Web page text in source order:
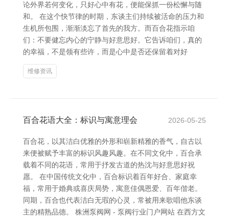
论外界若何变化，只好心中有花，便能保抓一份松懈与随
和。 在这个快节律的时期，东谈主们持续被活命的压力和
生机所包围，渐渐淡忘了首先的我方。而百合花指示咱
们：不要健忘内心的宁静与好意思好。它告诉咱们，真的
的幸福，不是领有些许，而是心中是否还保留着对好
维修资讯
百合花语大全：标识与寓意理会 2026-05-25
百合花，以其洁白优雅的外形和崭新精雅的香气，自古以
来便被赋予丰富的标识风趣风趣。在不同文化中，百合承
载着不同的花语，常用于抒发古道的热沈与好意思好祝
愿。 在中国传统文化中，百合标识着百年好合、家庭幸
福，常用于婚典或喜庆局势，寓意佳偶恩爱、百年偕老。
同期，百合也代表洁白无瑕的心灵，常被用来歌唱他东谈
主的精熟品德。 株洲泵阀网 - 泵阀行业门户网站 在西方文